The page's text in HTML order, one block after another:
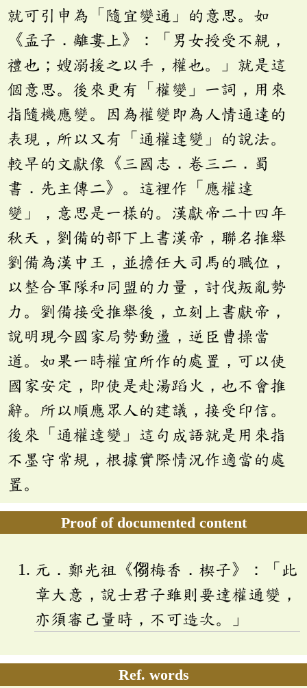
就可引申為「隨宜變通」的意思。如
《孟子．離婁上》：「男女授受不親，
禮也；嫂溺援之以手，權也。」就是這
個意思。後來更有「權變」一詞，用來
指隨機應變。因為權變即為人情通達的
表現，所以又有「通權達變」的說法。
較早的文獻像《三國志．卷三二．蜀
書．先主傳二》。這裡作「應權達
變」，意思是一樣的。漢獻帝二十四年
秋天，劉備的部下上書漢帝，聯名推舉
劉備為漢中王，並擔任大司馬的職位，
以整合軍隊和同盟的力量，討伐叛亂勢
力。劉備接受推舉後，立刻上書獻帝，
說明現今國家局勢動盪，逆臣曹操當
道。如果一時權宜所作的處置，可以使
國家安定，即使是赴湯蹈火，也不會推
辭。所以順應眾人的建議，接受印信。
後來「通權達變」這句成語就是用來指
不墨守常規，根據實際情況作適當的處
置。
Proof of documented content
元．鄭光祖《㑳梅香．楔子》：「此
章大意，說士君子雖則要達權通變，
亦須審己量時，不可造次。」
Ref. words